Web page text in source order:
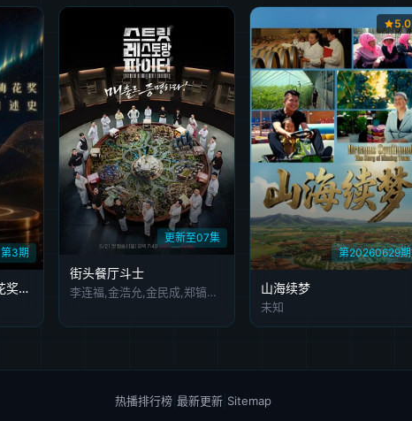
第3期
梅绽芳华·中国戏剧梅花奖艺术家口述史
更新至07集
街头餐厅斗士
李连福,金浩允,金民成,郑镐泳,宋勋,洪锡天
第20260629期
5.0
山海续梦
未知
热播排行榜| 最新更新| Sitemap